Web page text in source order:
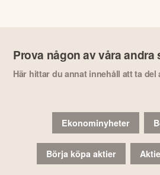
Prova någon av våra andra
Här hittar du annat innehåll att ta
Ekonominyheter
Börja köpa aktier